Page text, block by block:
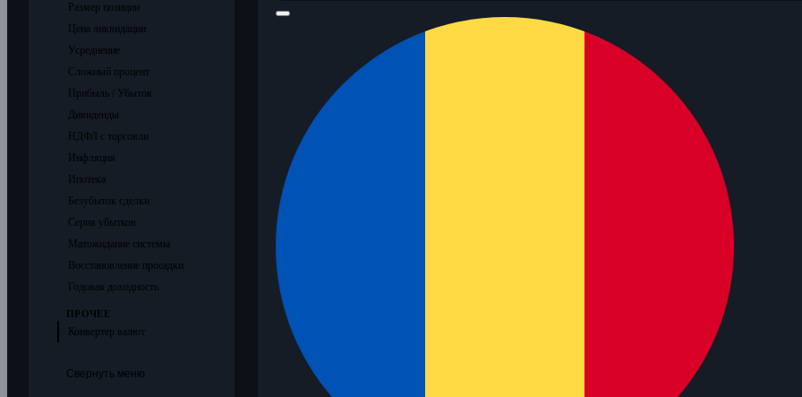
Размер позиции
Цена ликвидации
Усреднение
Сложный процент
Прибыль / Убыток
Дивиденды
НДФЛ с торговли
Инфляция
Ипотека
Безубыток сделки
Серия убытков
Матожидание системы
Восстановление просадки
Годовая доходность
ПРОЧЕЕ
Конвертер валют
Свернуть меню